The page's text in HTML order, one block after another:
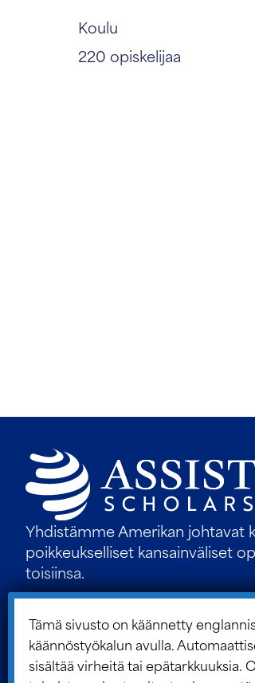
Koulu
220 opiskelijaa
Yhdistämme Amerikan johtavat
poikkeukselliset kansainväliset
toisiinsa.
Tämä sivusto on käännetty
käännöstyökalun avulla.
sisältää virheitä tai epätarkkuuksia.